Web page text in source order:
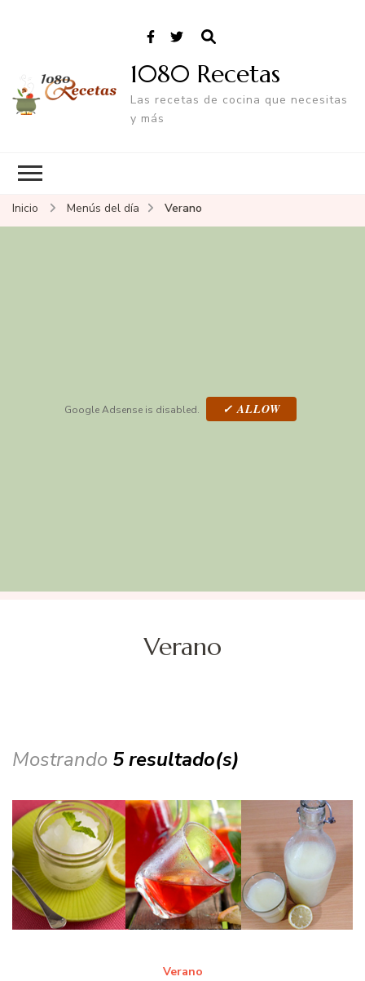
1080 Recetas
Las recetas de cocina que necesitas
y más
Inicio Menús del día Verano
Google Adsense is disabled. ✓ ALLOW
Verano
Mostrando 5 resultado(s)
Verano